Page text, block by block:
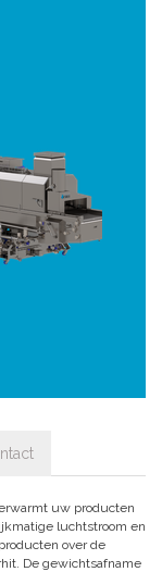
uw producten
luchtstroom en
over de
De gewichtsafname